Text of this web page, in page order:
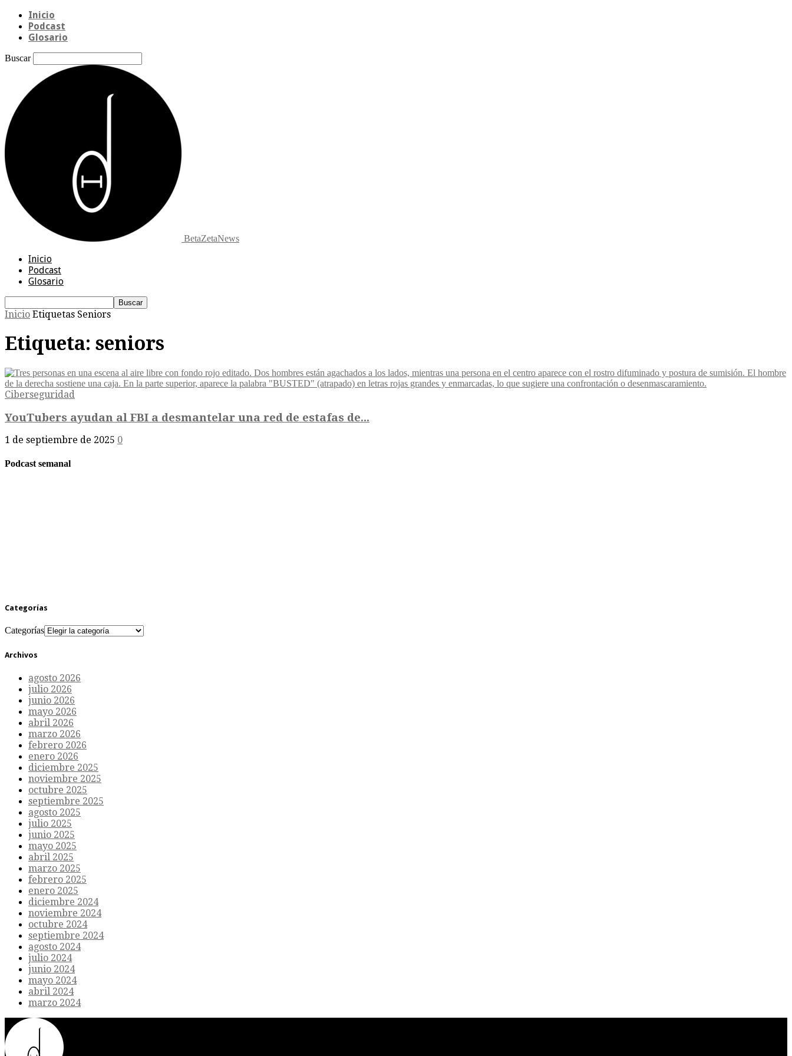
Inicio
Podcast
Glosario
Buscar
BetaZetaNews
Inicio
Podcast
Glosario
Inicio Etiquetas Seniors
Etiqueta: seniors
Ciberseguridad
YouTubers ayudan al FBI a desmantelar una red de estafas de...
1 de septiembre de 2025 0
Podcast semanal
Categorías
Categorías
Archivos
agosto 2026
julio 2026
junio 2026
mayo 2026
abril 2026
marzo 2026
febrero 2026
enero 2026
diciembre 2025
noviembre 2025
octubre 2025
septiembre 2025
agosto 2025
julio 2025
junio 2025
mayo 2025
abril 2025
marzo 2025
febrero 2025
enero 2025
diciembre 2024
noviembre 2024
octubre 2024
septiembre 2024
agosto 2024
julio 2024
junio 2024
mayo 2024
abril 2024
marzo 2024